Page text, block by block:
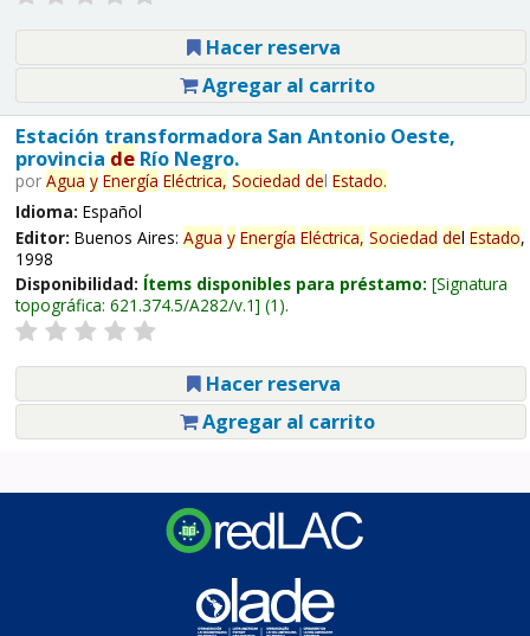
Hacer reserva
Agregar al carrito
Estación transformadora San Antonio Oeste,
provincia deRío Negro.
por Agua y Energía Eléctrica, Sociedad del Estado.
Idioma: Español
Editor: Buenos Aires: Agua y Energía Eléctrica, Sociedad del Estado,
1998
Disponibilidad: Ítems disponibles para préstamo: Signatura
topográfica: 621.374.5/A282/v.1 (1).
Hacer reserva
Agregar al carrito